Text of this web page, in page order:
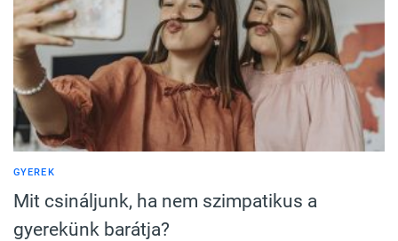
GYEREK
Mit csináljunk, ha nem szimpatikus a
gyerekünk barátja?